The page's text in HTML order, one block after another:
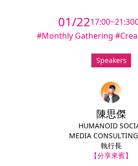
01/2217:00~21:30
#Monthly Gathering
Speakers
陳思傑
HUMANOID
MEDIA
執行長
【分享來賓】